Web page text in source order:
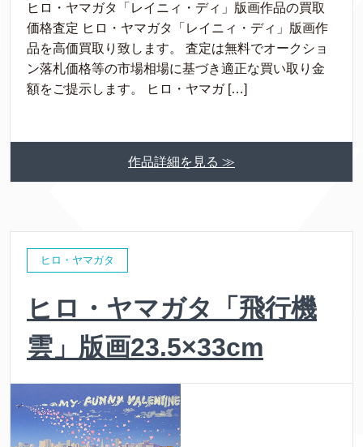
ヒロ・ヤマガタ「レイニィ・ディ」版画作品の買取
価格査定 ヒロ・ヤマガタ「レイニィ・ディ」版画作
品を高価買取り致します。 査定は無料でオークショ
ン落札価格等の市場相場に基づき適正な買い取り金
額をご提示します。 ヒロ・ヤマガ […]
作品詳細を見る ≫
ヒロ・ヤマガタ
ヒロ・ヤマガタ「飛行機
雲」版画23.5×33cm